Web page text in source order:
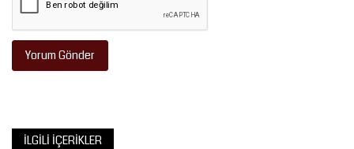
Yorum Gönder
İLGILI İÇERIKLER